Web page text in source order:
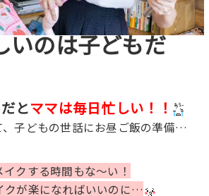
いのは子どもだ
とママは毎日忙しい！！
、子どもの世話にお昼ご飯の準備…
クする時間もな〜い！
が楽になればいいのに…